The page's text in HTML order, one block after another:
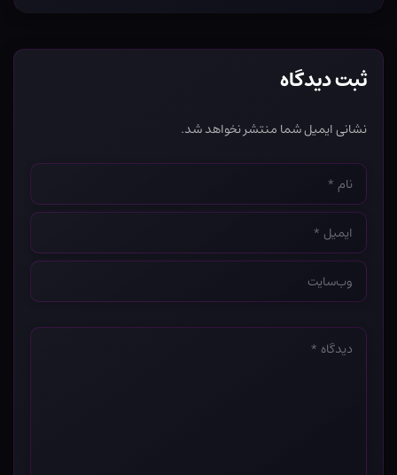
ثبت دیدگاه
نشانی ایمیل شما منتشر نخواهد شد.
نام
*
ایمیل
*
وب‌سایت
*
دیدگاه